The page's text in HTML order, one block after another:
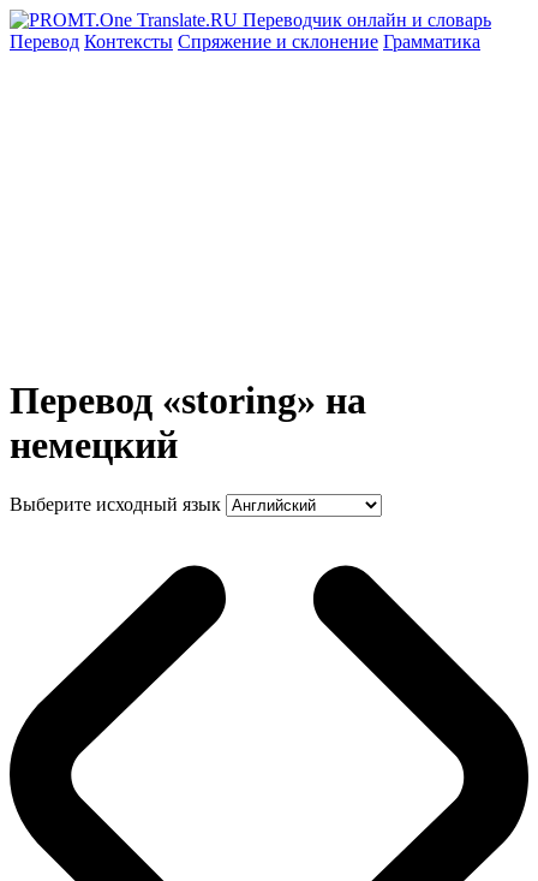
Перевод Контексты Спряжение и склонение Грамматика
Перевод «storing» на
немецкий
Выберите исходный язык